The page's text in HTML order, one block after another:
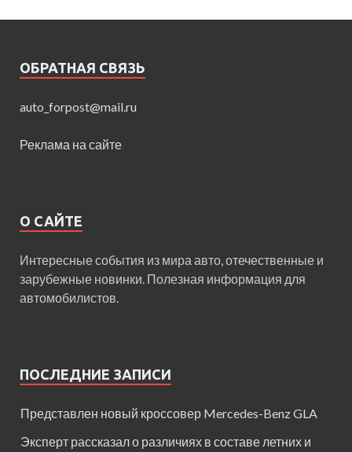
ОБРАТНАЯ СВЯЗЬ
auto_forpost@mail.ru
Реклама на сайте
О САЙТЕ
Интересные события из мира авто, отечественные и
зарубежные новинки. Полезная информация для
автомобилистов.
ПОСЛЕДНИЕ ЗАПИСИ
Представлен новый кроссовер Mercedes-Benz GLA
Эксперт рассказал о различиях в составе летних и